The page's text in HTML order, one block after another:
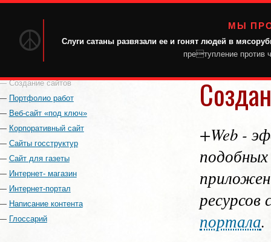
☮ МЫ
Слуги сатаны развязали ее и гонят людей в
претупление против
эффективные продвинутые веб-
Создание сайтов
Портфолио работ
Веб-сайт «под ключ»
Корпоративный сайт
Сайты госструктур
Сайт для газеты
Интернет- магазин
Интернет-портал
Написание контента
Глоссарий
+Web -
портала.